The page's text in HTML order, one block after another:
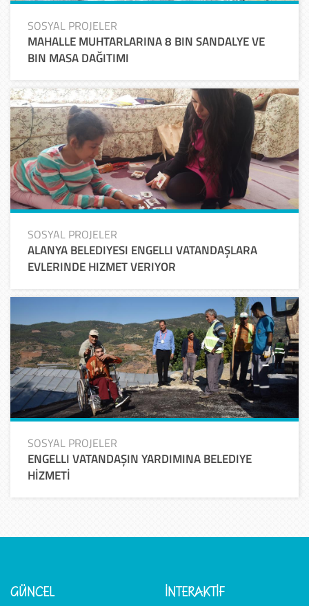
SOSYAL PROJELER
MAHALLE MUHTARLARINA 8 BIN SANDALYE VE
BIN MASA DAĞITIMI
SOSYAL PROJELER
ALANYA BELEDIYESI ENGELLI VATANDAŞLARA
EVLERINDE HIZMET VERIYOR
SOSYAL PROJELER
ENGELLI VATANDAŞIN YARDIMINA BELEDIYE
HİZMETİ
GÜNCEL İNTERAKTİF